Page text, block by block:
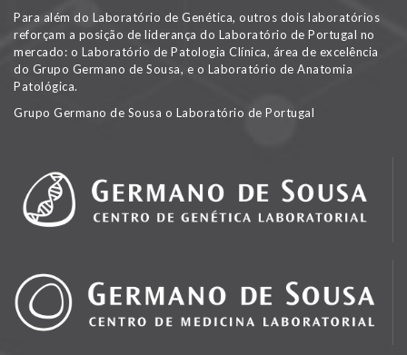
Para além do Laboratório de Genética, outros dois laboratórios
reforçam a posição de liderança do Laboratório de Portugal no
mercado: o Laboratório de Patologia Clínica, área de excelência
do Grupo Germano de Sousa, e o Laboratório de Anatomia
Patológica.
Grupo Germano de Sousa o Laboratório de Portugal